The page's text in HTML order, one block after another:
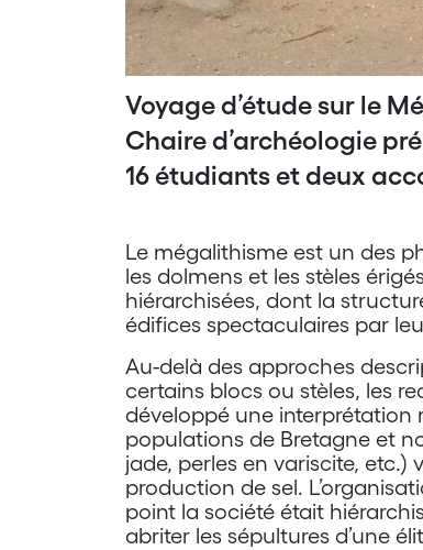
Voyage d’étude sur le
Chaire d’archéologie
16 étudiants et deux
Le mégalithisme est un des
les dolmens et les stèles
hiérarchisées, dont la
édifices spectaculaires par
Au-delà des approches
certains blocs ou stèles, les
développé une interprétation
populations de Bretagne et
jade, perles en variscite,
production de sel.
point la société était
abriter les sépultures d’une